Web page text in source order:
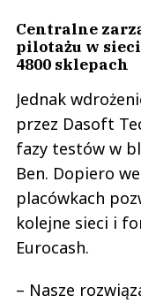
Centralne
pilotażu w
4800 sklepach
Jednak
przez Dasoft
fazy testów w
Ben. Dopiero
placówkach
kolejne sieci i
Eurocash.
– Nasze